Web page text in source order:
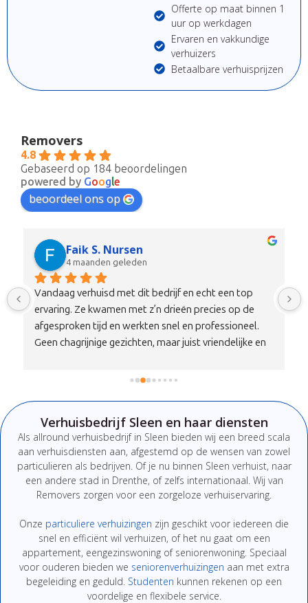
Offerte op maat binnen 1
uur op werkdagen
Ervaren en vakkundige
verhuizers
Betaalbare verhuisprijzen
Removers
4.8
Gebaseerd op 184 beoordelingen
powered by Google
beoordeel ons op
Faik S. Nursen
4 maanden geleden
Vandaag verhuisd met dit bedrijf en echt een top
ervaring. Ze kwamen met z’n drieën precies op de
afgesproken tijd en werkten snel en professioneel.
Geen chagrijnige gezichten, maar juist vriendelijke en
zorgvuldig en met aandacht vervoerd, zonder
je hier absoluut goed. Zeker een bedrijf om te
onthouden en aan te bevelen!
Verhuisbedrijf Sleen en haar diensten
Als allround verhuisbedrijf in Sleen bieden wij een breed scala
aan verhuisdiensten aan, afgestemd op de wensen van zowel
particulieren als bedrijven. Of je nu binnen Sleen verhuist, naar
een andere stad in Drenthe, of zelfs internationaal. Wij van
Removers zorgen voor een zorgeloze verhuiservaring.
Onze particuliere verhuizingen zijn geschikt voor iedereen die
snel en efficiënt wil verhuizen, of het nu gaat om een
appartement, eengezinswoning of seniorenwoning. Speciaal
voor ouderen bieden we seniorenverhuizingen aan met extra
begeleiding en geduld. Studenten kunnen rekenen op een
voordelige en flexibele service.